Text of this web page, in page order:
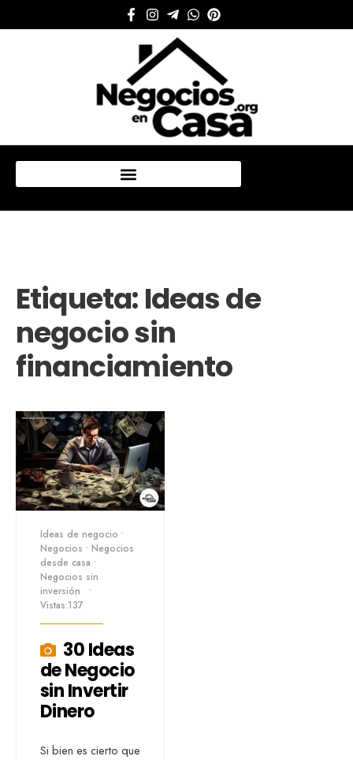
Etiqueta:Ideas de
negocio sin
financiamiento
Ideas de negocio •
Negocios • Negocios
desde casa •
Negocios sin
inversión
•
Vistas:137
30 Ideas
de Negocio
sin Invertir
Dinero
Si bien es cierto que